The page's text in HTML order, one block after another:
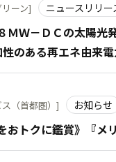
ＭＷ－ＤＣの太陽光
のある再エネ由来
ーン] ニュースリリー
おトクに鑑賞》『
（首都圏）] お知らせ